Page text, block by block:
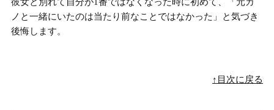
彼女と別れて自分が1番ではなくなった時に初めて、「 元カ
ノと一緒にいたのは当たり前なことではなかった」と気づき
後悔します。
↑目次に戻る